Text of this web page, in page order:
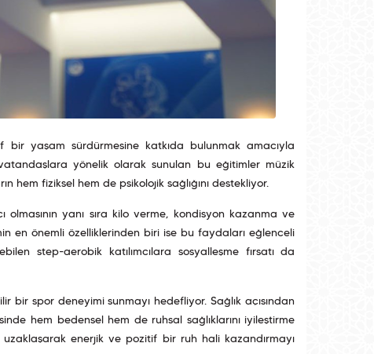
bir yaşam sürdürmesine katkıda bulunmak amacıyla
yönelik olarak sunulan bu eğitimler müzik
hem fiziksel hem de psikolojik sağlığını destekliyor.
olmasının yanı sıra kilo verme, kondisyon kazanma ve
en önemli özelliklerinden biri ise bu faydaları eğlenceli
step-aerobik katılımcılara sosyalleşme fırsatı da
bir spor deneyimi sunmayı hedefliyor. Sağlık açısından
hem bedensel hem de ruhsal sağlıklarını iyileştirme
uzaklaşarak enerjik ve pozitif bir ruh hali kazandırmayı